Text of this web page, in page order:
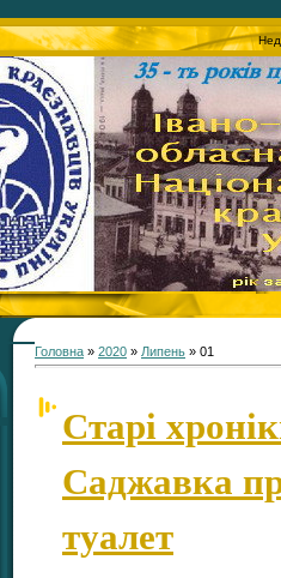
Головна » 2020 » Липень » 01
Старі
Саджавка
туалет